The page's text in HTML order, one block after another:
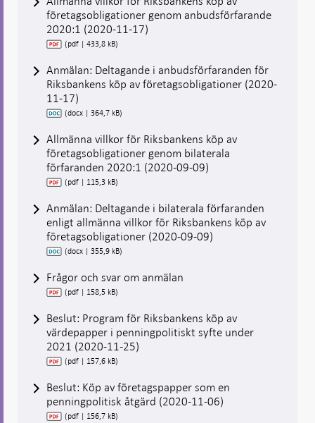
företagsobligationer genom anbudsförfarande
2020:1 (2020-11-17)
(pdf | 433,8 kB)
Anmälan: Deltagande i anbudsförfaranden för
Riksbankens köp av företagsobligationer (2020-
11-17)
(docx | 364,7 kB)
Allmänna villkor för Riksbankens köp av
företagsobligationer genom bilaterala
förfaranden 2020:1 (2020-09-09)
(pdf | 115,3 kB)
Anmälan: Deltagande i bilaterala förfaranden
enligt allmänna villkor för Riksbankens köp av
företagsobligationer (2020-09-09)
(docx | 355,9 kB)
Frågor och svar om anmälan
(pdf | 158,5 kB)
Beslut: Program för Riksbankens köp av
värdepapper i penningpolitiskt syfte under
2021 (2020-11-25)
(pdf | 157,6 kB)
Beslut: Köp av företagspapper som en
penningpolitisk åtgärd (2020-11-06)
(pdf | 156,7 kB)